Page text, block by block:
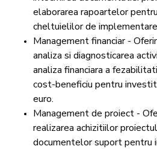
elaborarea rapoartelor
cheltuielilor de
Management financiar -
analiza si diagnosticarea
analiza financiara a
cost-beneficiu pentru
euro.
Management de proiect -
realizarea achizitiilor
documentelor suport pentru